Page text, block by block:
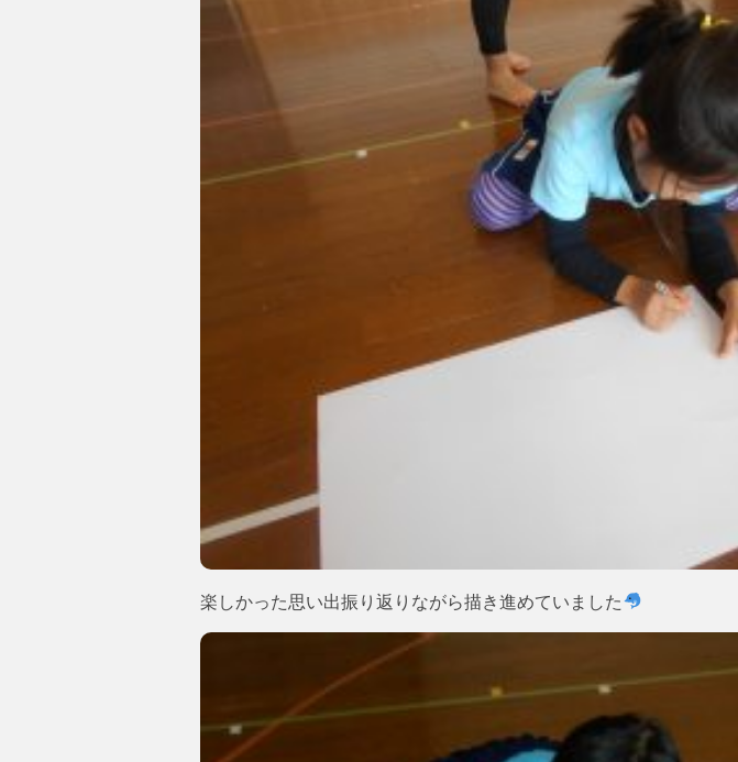
楽しかった思い出振り返りながら描き進めていました